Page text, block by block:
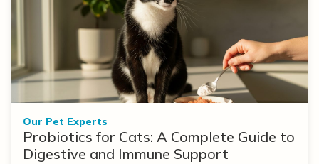
Our Pet Experts
Probiotics for Cats: A Complete Guide to
Digestive and Immune Support